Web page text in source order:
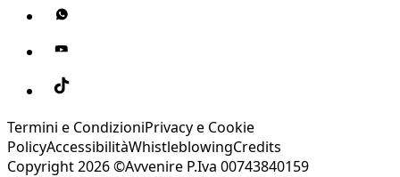
Termini e CondizioniPrivacy e Cookie
PolicyAccessibilitàWhistleblowingCredits
Copyright 2026 ©Avvenire P.Iva 00743840159